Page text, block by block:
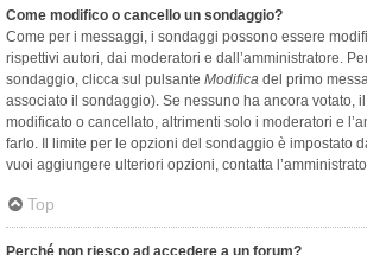
Come modifico o cancello un sondaggio?
Come per i messaggi, i sondaggi possono essere
rispettivi autori, dai moderatori e dall’amministratore.
sondaggio, clicca sul pulsante Modifica del primo
associato il sondaggio). Se nessuno ha ancora votato,
modificato o cancellato, altrimenti solo i moderatori e
farlo. Il limite per le opzioni del sondaggio è impostato
vuoi aggiungere ulteriori opzioni, contatta
Top
Perché non riesco ad accedere a un forum?